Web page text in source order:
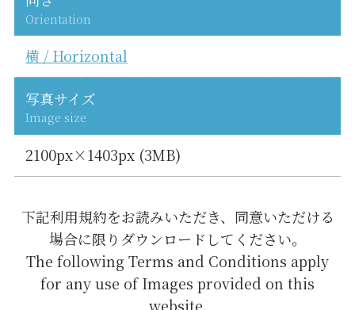
Orientation
横 / Horizontal
写真サイズ
Image size
2100px×1403px (3MB)
下記利用規約をお読みいただき、同意いただける
場合に限りダウンロードしてください。
The following Terms and Conditions apply
for any use of Images provided on this
website.